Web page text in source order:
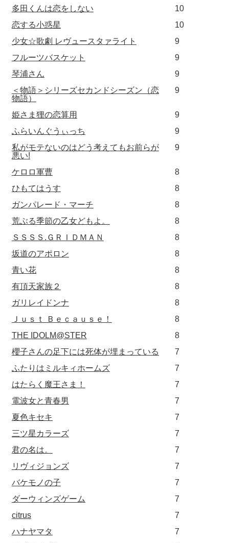
多田くんは恋をしない
10
恋する小惑星
10
少女☆歌劇 レヴュースタァライト
9
フルーツバスケット
9
琴浦さん
9
＜物語＞シリーズセカンドシーズン（恋
物語）
9
姫さま狸の恋算用
9
ふらいんぐうぃっち
9
私がモテないのはどう考えてもお前らが
悪い!
9
ケロロ軍曹
8
ひもてはうす
8
ガンパレード・マーチ
8
荒ぶる季節の乙女どもよ。
8
ＳＳＳＳ.ＧＲＩＤＭＡＮ
8
坂道のアポロン
8
青い花
8
有頂天家族２
8
ガリレイドンナ
8
Ｊｕｓｔ Ｂｅｃａｕｓｅ！
8
THE IDOLM@STER
8
櫻子さんの足下には死体が埋まっている
7
ふたりはミルキィホームズ
7
はたらく魔王さま！
7
電波女と青春男
7
夏色キセキ
7
三ツ星カラーズ
7
君の名は。
7
リヴィジョンズ
7
バケモノの子
7
ダーウィンズゲーム
7
citrus
7
ハナヤマタ
7